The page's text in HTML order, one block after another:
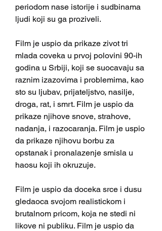
periodom nase istorije i sudbinama
ljudi koji su ga proziveli.
Film je uspio da prikaze zivot tri
mlada coveka u prvoj polovini 90-ih
godina u Srbiji, koji se suocavaju sa
raznim izazovima i problemima, kao
sto su ljubav, prijateljstvo, nasilje,
droga, rat, i smrt. Film je uspio da
prikaze njihove snove, strahove,
nadanja, i razocaranja. Film je uspio
da prikaze njihovu borbu za
opstanak i pronalazenje smisla u
haosu koji ih okruzuje.
Film je uspio da doceka srce i dusu
gledaoca svojom realistickom i
brutalnom pricom, koja ne stedi ni
likove ni publiku. Film je uspio da